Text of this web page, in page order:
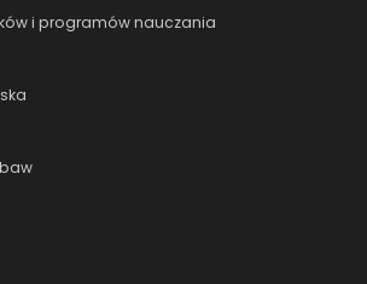
i programów nauczania